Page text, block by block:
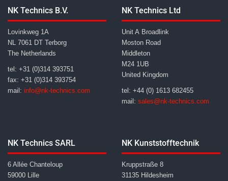
NK Technics B.V.
Lovinkweg 1A
NL 7061 DT Terborg
The Netherlands
tel: +31 (0)314 393751
fax: +31 (0)314 393754
mail: info@nk-technics.com
NK Technics Ltd
Unit A Broadlink
Moston Road
Middleton
M24 1UB
United Kingdom
tel: +44 (0) 1613 682455
mail: sales@nk-technics.com
NK Technics SARL
6 Allée Chanteloup
59000 Lille
NK Kunststofftechnik
Kruppstraße 8
31135 Hildesheim